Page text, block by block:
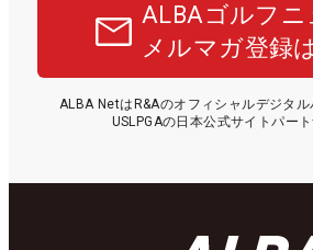
ALBAゴルフニ
メルマガ登録
ALBA NetはR&Aのオフィシャルデジタ
USLPGAの日本公式サイトパート